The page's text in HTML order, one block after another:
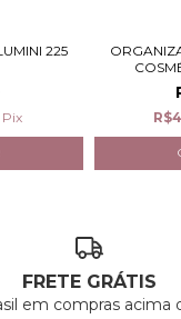
225
Pix
FRETE GRÁTIS
em compras acima